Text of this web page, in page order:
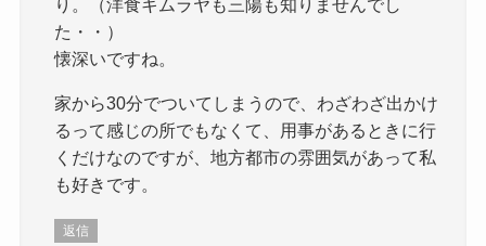
り。（洋食キムラヤも三陽も知りませんでし
た・・）
懐深いですね。
家から30分でついてしまうので、わざわざ出かけ
るって感じの所でもなくて、用事があるときに行
くだけなのですが、地方都市の雰囲気があって私
も好きです。
返信